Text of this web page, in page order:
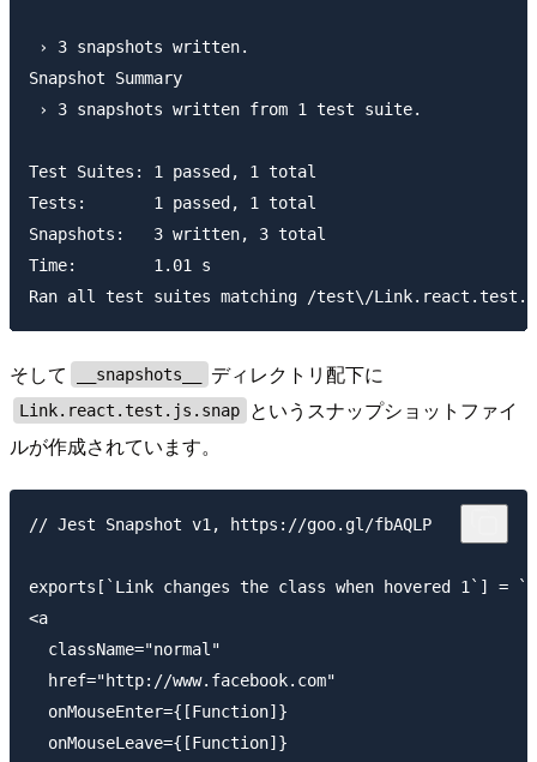
› 3 snapshots written.
Snapshot Summary
› 3 snapshots written from 1 test suite.
Test Suites: 1 passed, 1 total
Tests:       1 passed, 1 total
Snapshots:   3 written, 3 total
Time:        1.01 s
そして __snapshots__ ディレクトリ配下に
Link.react.test.js.snap
というスナップショットファイ
ルが作成されています。
// Jest Snapshot v1, https://goo.gl/fbAQLP
exports[`Link changes the class when hovered 1`] = `
<a
  className="normal"
  href="http://www.facebook.com"
  onMouseEnter={[Function]}
  onMouseLeave={[Function]}